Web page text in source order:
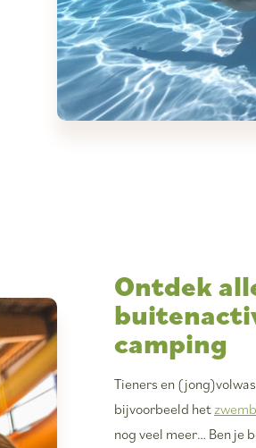
Ontdek
camping
Tieners en
bijvoorbeeld het
nog veel meer… Ben je